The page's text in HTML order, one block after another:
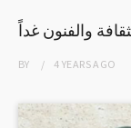
والفنون غداً
BY 4 YEARSAGO